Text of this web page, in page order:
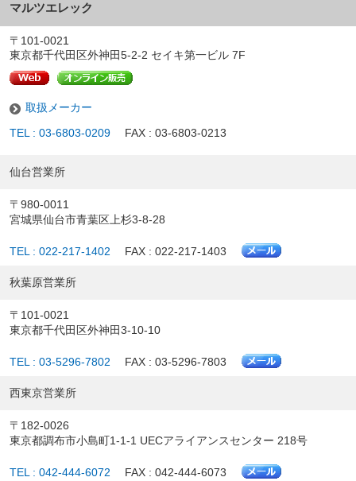
マルツエレック
〒101-0021
東京都千代田区外神田5-2-2 セイキ第一ビル 7F
取扱メーカー
TEL : 03-6803-0209 FAX : 03-6803-0213
仙台営業所
〒980-0011
宮城県仙台市青葉区上杉3-8-28
TEL : 022-217-1402 FAX : 022-217-1403
秋葉原営業所
〒101-0021
東京都千代田区外神田3-10-10
TEL : 03-5296-7802 FAX : 03-5296-7803
西東京営業所
〒182-0026
東京都調布市小島町1-1-1 UECアライアンスセンター 218号
TEL : 042-444-6072 FAX : 042-444-6073